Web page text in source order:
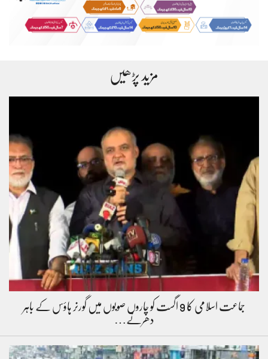
مزید پڑھیں
جماعت اسلامی کا 9 اگست کو چاروں صوبوں میں گورنر ہاؤس کے باہر
دھرنے…